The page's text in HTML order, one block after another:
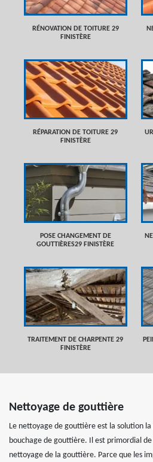
RÉNOVATION DE TOITURE 29
FINISTÈRE
RÉPARATION DE TOITURE 29
FINISTÈRE
POSE CHANGEMENT DE
GOUTTIÈRES29 FINISTÈRE
TRAITEMENT DE CHARPENTE 29
FINISTÈRE
Nettoyage de gouttière
Le nettoyage de gouttière est la solution
bouchage de gouttière. Il est primordial
nettoyage de la gouttière. Parce que les